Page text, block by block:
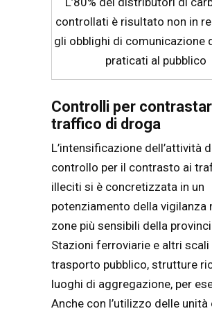
controllati è risultato non in
gli obblighi di comunicazione
praticati al pubblico
Controlli per
traffico di droga
L’intensificazione dell’attività
controllo per il contrasto ai
illeciti si è concretizzata in un
potenziamento della vigilanza
zone più sensibili della
Stazioni ferroviarie e altri scali
trasporto pubblico, strutture
luoghi di aggregazione, per
Anche con l’utilizzo delle